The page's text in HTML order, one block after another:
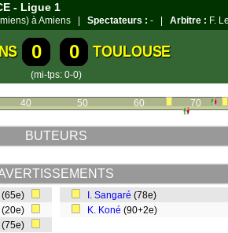
- Ligue 1
à Amiens | Spectateurs : - | Arbitre : F.
0 0 TOULOUSE
(mi-tps: 0-0)
40 50 60 70
BUTEURS
(65e)
(20e)
(75e)
I. Sangaré (78e)
K. Koné (90+2e)